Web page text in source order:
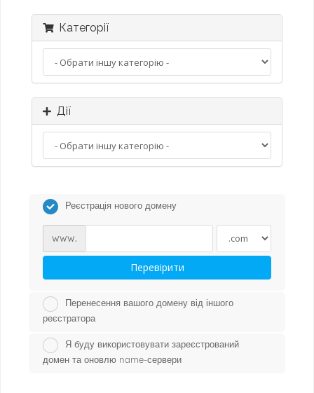
Категорії
Дії
Реєстрація нового домену
www.
Перевірити
Перенесення вашого домену від іншого
реєстратора
Я буду використовувати зареєстрований
домен та оновлю name-сервери